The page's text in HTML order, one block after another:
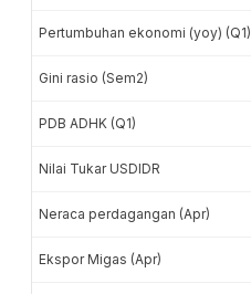
Pertumbuhan ekonomi (yoy) (Q1)
Gini rasio (Sem2)
PDB ADHK (Q1)
Nilai Tukar USDIDR
Neraca perdagangan (Apr)
Ekspor Migas (Apr)